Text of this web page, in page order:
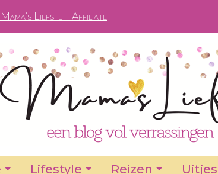
Liefste – Affiliate
Lifestyle Reizen Uitjes